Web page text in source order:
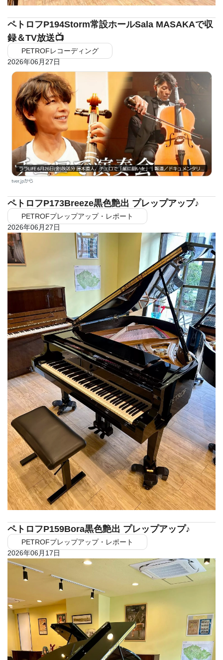
ペトロフP194Storm常設ホールSala MASAKAで収
録＆TV放送📺
PETROFレコーディング
2026年06月27日
ペトロフP173Breeze黒色艶出 プレップアップ♪
PETROFプレップアップ・レポート
2026年06月27日
ペトロフP159Bora黒色艶出 プレップアップ♪
PETROFプレップアップ・レポート
2026年06月17日